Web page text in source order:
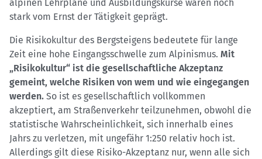
alpinen Lehrpläne und Ausbildungskurse waren noch
stark vom Ernst der Tätigkeit geprägt.
Die Risikokultur des Bergsteigens bedeutete für lange
Zeit eine hohe Eingangsschwelle zum Alpinismus. Mit
„Risikokultur“ ist die gesellschaftliche Akzeptanz
gemeint, welche Risiken von wem und wie eingegangen
werden. So ist es gesellschaftlich vollkommen
akzeptiert, am Straßenverkehr teilzunehmen, obwohl die
statistische Wahrscheinlichkeit, sich innerhalb eines
Jahrs zu verletzen, mit ungefähr 1:250 relativ hoch ist.
Allerdings gilt diese Risiko-Akzeptanz nur, wenn alle sich